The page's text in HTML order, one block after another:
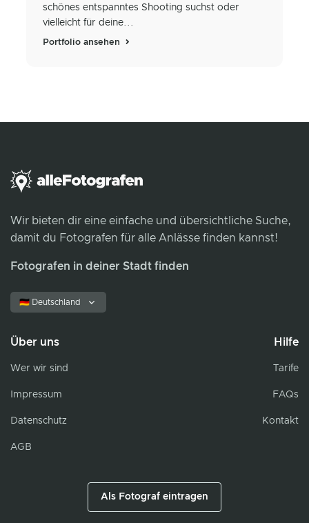
schönes entspanntes Shooting suchst oder
vielleicht für deine...
Portfolio ansehen
Wir bieten dir eine einfache und übersichtliche Suche,
damit du Fotografen für alle Anlässe finden kannst!
Fotografen in deiner Stadt finden
🇩🇪 Deutschland
Über uns
Wer wir sind
Impressum
Datenschutz
AGB
Hilfe
Tarife
FAQs
Kontakt
Als Fotograf eintragen